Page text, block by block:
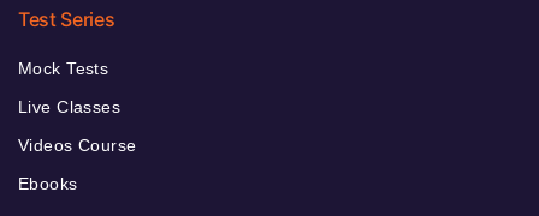
Test Series
Mock Tests
Live Classes
Videos Course
Ebooks